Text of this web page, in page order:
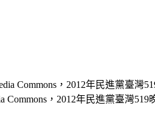
Commons，2012年民進黨臺灣519